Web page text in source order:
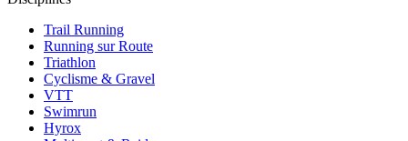
Trail Running
Running sur Route
Triathlon
Cyclisme & Gravel
VTT
Swimrun
Hyrox